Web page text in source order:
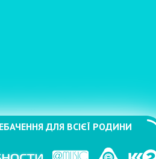
ДЛЯ ВСІЄЇ РОДИНИ